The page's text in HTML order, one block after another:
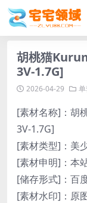
胡桃猫
3V-1.7G]
2026-04-29
[素材名称]：胡
3V-1.7G]
[素材类型]：美
[素材申明]：本
[储存形式]：百
[素材水印]：原